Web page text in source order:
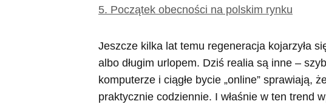
5. Początek obecności na polskim rynku
Jeszcze kilka lat temu regeneracja kojarzyła
albo długim urlopem. Dziś realia są inne –
komputerze i ciągłe bycie „online” sprawiają,
praktycznie codziennie. I właśnie w ten trend